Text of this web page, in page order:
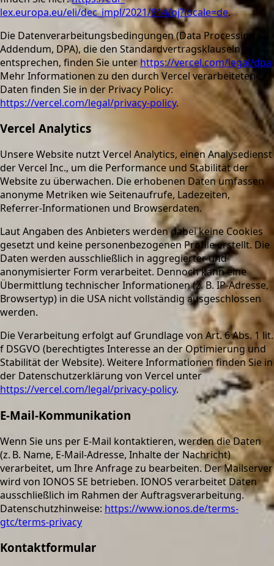
lex.europa.eu/eli/dec_impl/2021/914/oj?locale=de.
Die Datenverarbeitungsbedingungen (Data Processing
Addendum, DPA), die den Standardvertragsklauseln
entsprechen, finden Sie unter https://vercel.com/legal/dpa
Mehr Informationen zu den durch Vercel verarbeiteten
Daten finden Sie in der Privacy Policy:
https://vercel.com/legal/privacy-policy.
Vercel Analytics
Unsere Website nutzt Vercel Analytics, einen Analysedienst
der Vercel Inc., um die Performance und Stabilität der
Website zu überwachen. Die erhobenen Daten umfassen
anonyme Metriken wie Seitenaufrufe, Ladezeiten,
Referrer-Informationen und Browserdaten.
Laut Angaben des Anbieters werden dabei keine Cookies
gesetzt und keine personenbezogenen Profile erstellt. Die
Daten werden ausschließlich in aggregierter und
anonymisierter Form verarbeitet. Dennoch kann eine
Übermittlung technischer Informationen (z. B. IP-Adresse,
Browsertyp) in die USA nicht vollständig ausgeschlossen
werden.
Die Verarbeitung erfolgt auf Grundlage von Art. 6 Abs. 1 lit.
f DSGVO (berechtigtes Interesse an der Optimierung und
Stabilität der Website). Weitere Informationen finden Sie in
der Datenschutzerklärung von Vercel unter
https://vercel.com/legal/privacy-policy.
E-Mail-Kommunikation
Wenn Sie uns per E-Mail kontaktieren, werden die Daten
(z. B. Name, E-Mail-Adresse, Inhalte der Nachricht)
verarbeitet, um Ihre Anfrage zu bearbeiten. Der Mailserver
wird von IONOS SE betrieben. IONOS verarbeitet Daten
ausschließlich im Rahmen der Auftragsverarbeitung.
Datenschutzhinweise: https://www.ionos.de/terms-
gtc/terms-privacy
Kontaktformular